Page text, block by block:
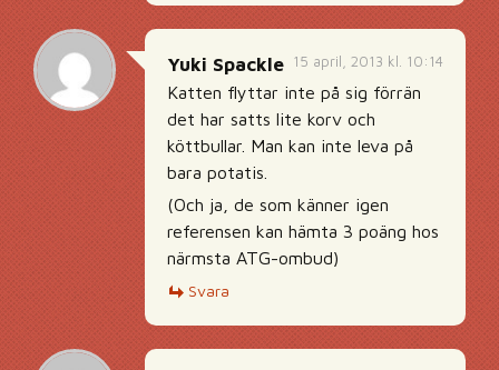
15 april, 2013 kl. 10:14
Yuki Spackle
Katten flyttar inte på sig förrän
det har satts lite korv och
köttbullar. Man kan inte leva på
bara potatis.
(Och ja, de som känner igen
referensen kan hämta 3 poäng hos
närmsta ATG-ombud)
Svara